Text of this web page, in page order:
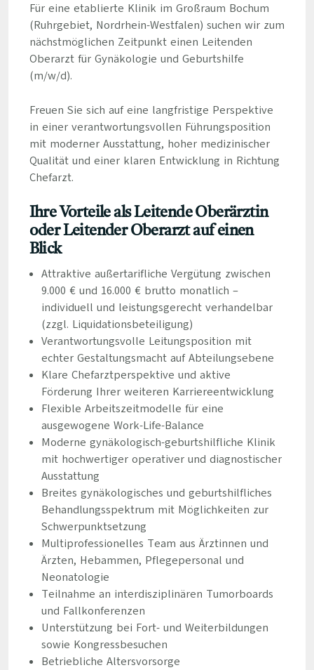
Für eine etablierte Klinik im Großraum Bochum
(Ruhrgebiet, Nordrhein-Westfalen) suchen wir zum
nächstmöglichen Zeitpunkt einen Leitenden
Oberarzt für Gynäkologie und Geburtshilfe
(m/w/d).
Freuen Sie sich auf eine langfristige Perspektive
in einer verantwortungsvollen Führungsposition
mit moderner Ausstattung, hoher medizinischer
Qualität und einer klaren Entwicklung in Richtung
Chefarzt.
Ihre Vorteile als Leitende Oberärztin
oder Leitender Oberarzt auf einen
Blick
Attraktive außertarifliche Vergütung zwischen
9.000 € und 16.000 € brutto monatlich –
individuell und leistungsgerecht verhandelbar
(zzgl. Liquidationsbeteiligung)
Verantwortungsvolle Leitungsposition mit
echter Gestaltungsmacht auf Abteilungsebene
Klare Chefarztperspektive und aktive
Förderung Ihrer weiteren Karriereentwicklung
Flexible Arbeitszeitmodelle für eine
ausgewogene Work-Life-Balance
Moderne gynäkologisch-geburtshilfliche Klinik
mit hochwertiger operativer und diagnostischer
Ausstattung
Breites gynäkologisches und geburtshilfliches
Behandlungsspektrum mit Möglichkeiten zur
Schwerpunktsetzung
Multiprofessionelles Team aus Ärztinnen und
Ärzten, Hebammen, Pflegepersonal und
Neonatologie
Teilnahme an interdisziplinären Tumorboards
und Fallkonferenzen
Unterstützung bei Fort- und Weiterbildungen
sowie Kongressbesuchen
Betriebliche Altersvorsorge